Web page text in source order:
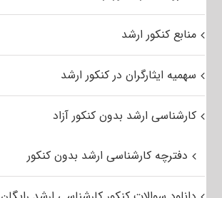
منابع کنکور ارشد
سهمیه ایثارگران در کنکور ارشد
کارشناسی ارشد بدون کنکور آزاد
دفترچه کارشناسی ارشد بدون کنکور